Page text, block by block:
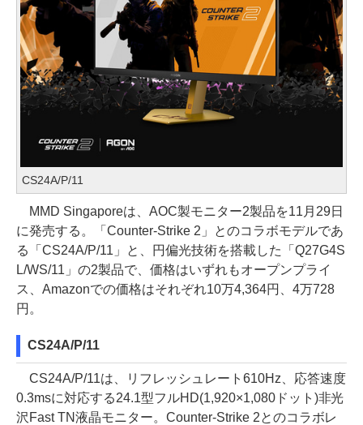
CS24A/P/11
MMD Singaporeは、AOC製モニター2製品を11月29日
に発売する。「Counter-Strike 2」とのコラボモデルであ
る「CS24A/P/11」と、円偏光技術を搭載した「Q27G4S
L/WS/11」の2製品で、価格はいずれもオープンプライ
ス、Amazonでの価格はそれぞれ10万4,364円、4万728
円。
CS24A/P/11
CS24A/P/11は、リフレッシュレート610Hz、応答速度
0.3msに対応する24.1型フルHD(1,920×1,080ドット)非光
沢Fast TN液晶モニター。Counter-Strike 2とのコラボレ